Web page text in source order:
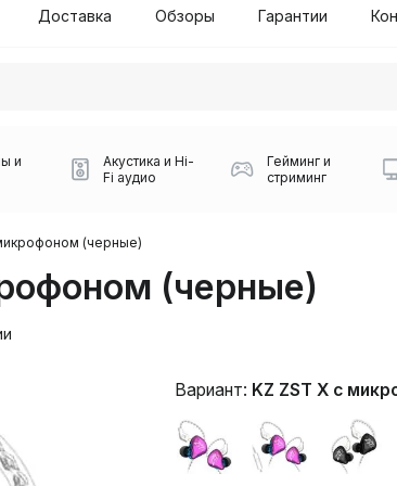
2-й этаж, 10
Доставка Обзоры Гарантии
Игровые наушники Беспроводные
и
Микрофоны BOYA Наборы
Акустика и Hi-
Fi аудио
Портативные колонки Ресиверы
Гейминг и
стриминг
Игровые мыши Logitech Геймпады
Наборы периферии Коврики для
USB Type-C
(черные)
(черные)
Вариант: KZ ZST X с